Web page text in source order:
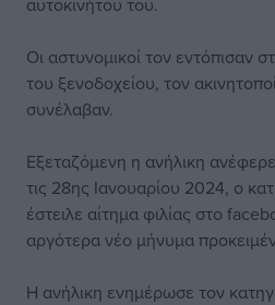
Οι αστυνομικοί τον εντόπισαν
του ξενοδοχείου, τον
συνέλαβαν.
Εξεταζόμενη η ανήλικη
τις 28ης Ιανουαρίου 2024, ο
έστειλε αίτημα φιλίας στο
αργότερα νέο μήνυμα
Η ανήλικη ενημέρωσε τον